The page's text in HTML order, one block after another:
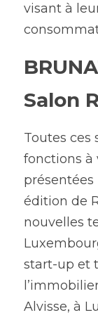
visant à
Salon
Toutes ces
fonctions à
présentées
édition de
nouvelles
start-up et
Alvisse, à